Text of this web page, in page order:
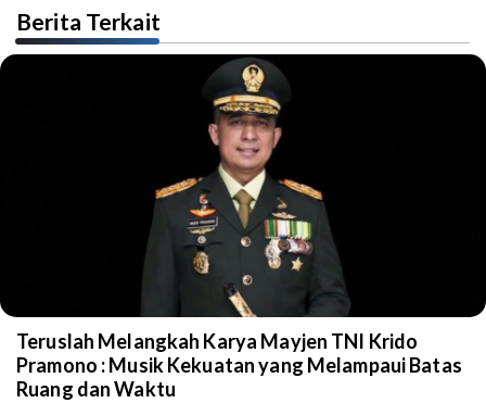
Berita Terkait
Teruslah Melangkah Karya Mayjen TNI Krido
Pramono : Musik Kekuatan yang Melampaui Batas
Ruang dan Waktu